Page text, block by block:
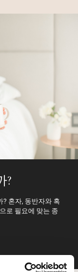
?
혼자, 동반자와 혹
로 필요에 맞는 종